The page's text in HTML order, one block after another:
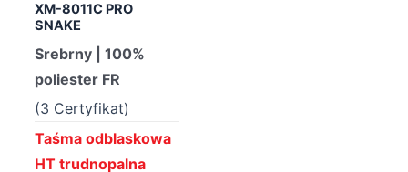
XM-8011C PRO
SNAKE
Srebrny | 100%
poliester FR
(3 Certyfikat)
Taśma odblaskowa
HT trudnopalna